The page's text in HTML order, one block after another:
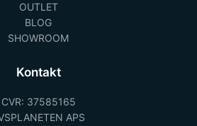
OUTLET
BLOG
SHOWROOM
Kontakt
CVR: 37585165
APS